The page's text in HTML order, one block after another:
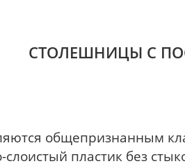
СТОЛЕШНИЦЫ С
общепризнанным
пластик без